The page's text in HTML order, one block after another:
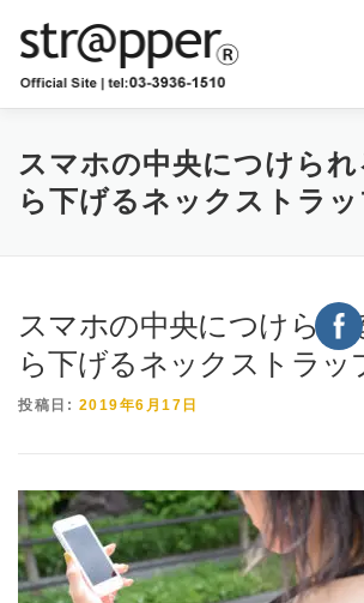
ツ
ショップ 卸販売 お知らせ
スマホの中央につけら
ら下げるネックストラ
スマホの中央につけられ
ら下げるネックストラッ
投稿日: 2019年6月17日